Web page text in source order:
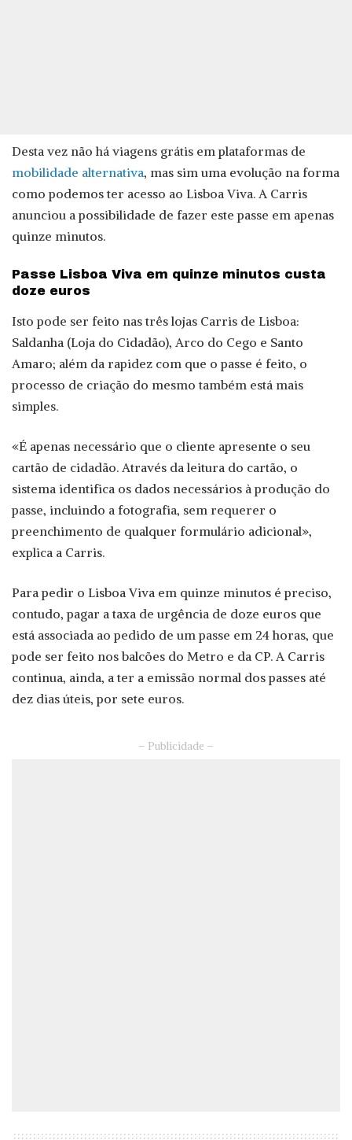
Desta vez não há viagens grátis em plataformas de
mobilidade alternativa, mas sim uma evolução na forma
como podemos ter acesso ao Lisboa Viva. A Carris
anunciou a possibilidade de fazer este passe em apenas
quinze minutos.
Passe Lisboa Viva em quinze minutos custa
doze euros
Isto pode ser feito nas três lojas Carris de Lisboa:
Saldanha (Loja do Cidadão), Arco do Cego e Santo
Amaro; além da rapidez com que o passe é feito, o
processo de criação do mesmo também está mais
simples.
«É apenas necessário que o cliente apresente o seu
cartão de cidadão. Através da leitura do cartão, o
sistema identifica os dados necessários à produção do
passe, incluindo a fotografia, sem requerer o
preenchimento de qualquer formulário adicional»,
explica a Carris.
Para pedir o Lisboa Viva em quinze minutos é preciso,
contudo, pagar a taxa de urgência de doze euros que
está associada ao pedido de um passe em 24 horas, que
pode ser feito nos balcões do Metro e da CP. A Carris
continua, ainda, a ter a emissão normal dos passes até
dez dias úteis, por sete euros.
– Publicidade –